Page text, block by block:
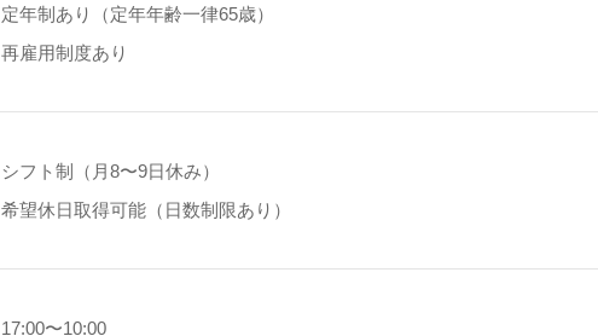
定年制あり（定年年齢一律65歳）
再雇用制度あり
シフト制（月8〜9日休み）
希望休日取得可能（日数制限あり）
17:00〜10:00